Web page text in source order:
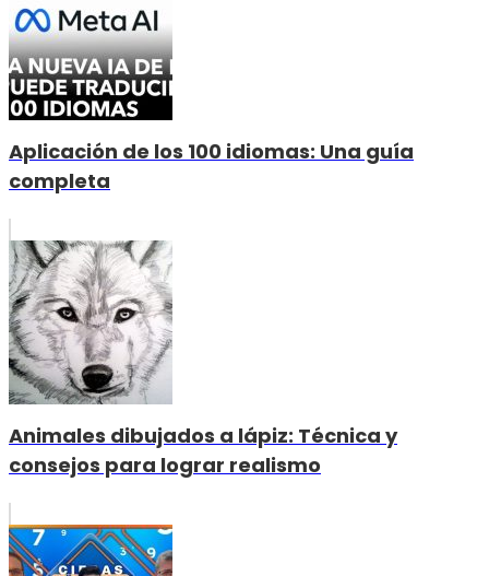
Aplicación de los 100 idiomas: Una guía
completa
Animales dibujados a lápiz: Técnica y
consejos para lograr realismo